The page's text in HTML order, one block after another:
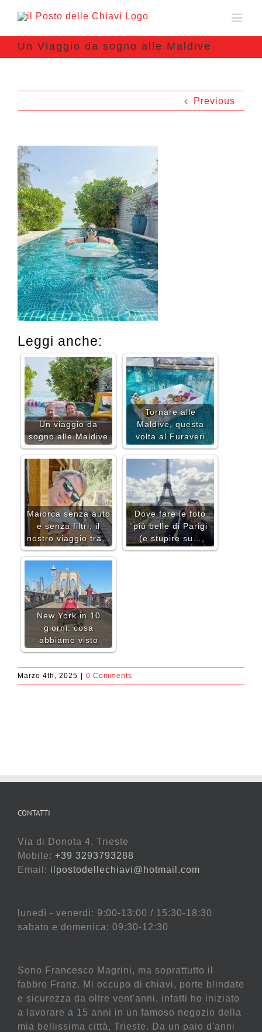
Un Viaggio da sogno alle Maldive
Previous
Leggi anche:
Un viaggio da
sogno alle Maldive
Tornare alle
Maldive, questa
volta al Furaveri
Maiorca senza auto
e senza filtri: il
nostro viaggio tra…
Dove fare le foto
più belle di Parigi
(e stupire su…
New York in 10
giorni: cosa
abbiamo visto
Marzo 4th, 2025 0 Comments
CONTATTI
Via di Donota 4, Trieste
Mobile: +39 3293793288
Email: ilpostodellechiavi@hotmail.com
lunedì - venerdì: 9:00-13:00 / 15:30-18:30
sabato e domenica: 09:30-12:30
Sono Francesco Magrini, ma soprattutto il
fabbro Franz. Mi occupo di chiavi, porte blindate
e sicurezza da oltre vent'anni, infatti ho iniziato
a lavorare a 15 anni in un famoso negozio della
mia bellissima città, Trieste. Da un paio d'anni